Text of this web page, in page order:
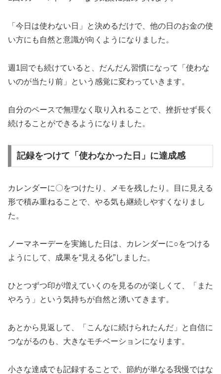
「今日は使わない日」と決めるだけで、他の日のお金の使
い方にも自然と意識が向くようになりました。
週1回でも続けていると、だんだん習慣になって「使わな
いのが当たり前」という感覚に変わっていきます。
自分のペースで無理なく取り入れることで、挫折せず長く
続けることができるようになりました。
記録をつけて「使わなかった日」に達成感
カレンダーに〇をつけたり、メモを残したり。目に見える
形で積み重ねることで、やる気も継続しやすくなりまし
た。
ノーマネーデーを実施した日は、カレンダーに○をつける
ようにして、成果を“見える化”しました。
ひとつずつ印が増えていくのを見るのが楽しくて、「また
やろう」という気持ちが自然と湧いてきます。
あとから見返して、「こんなに続けられたんだ」と自信に
つながるのも、大きなモチベーションになります。
小さな達成でも記録することで、節約が単なる我慢ではな